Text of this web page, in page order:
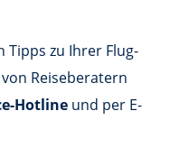
Tipps zu Ihrer Flug-
Reiseberatern
Hotline und per E-